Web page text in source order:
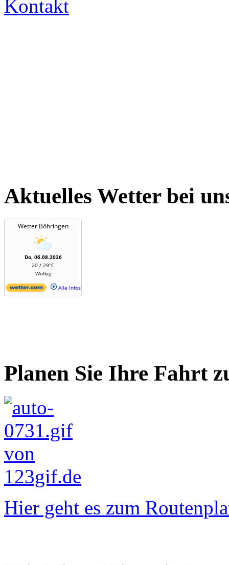
Kontakt
Aktuelles Wetter bei
Wetter Böhringen
Do, 06.08.2026
20 / 29°C
Wolkig
Alle Infos
Planen Sie Ihre Fahrt
Hier geht es zum